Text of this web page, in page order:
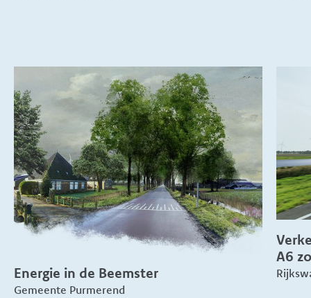
Energie in de Beemster
Gemeente Purmerend
A6